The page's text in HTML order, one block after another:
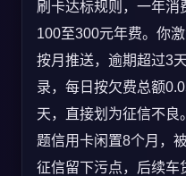
刷卡达标规则，一年消
100至300元年费。你
按月推送，逾期超过3
录，每日按欠费总额
天，直接划为征信不良
题信用卡闲置8个月，
征信留下污点，后续车